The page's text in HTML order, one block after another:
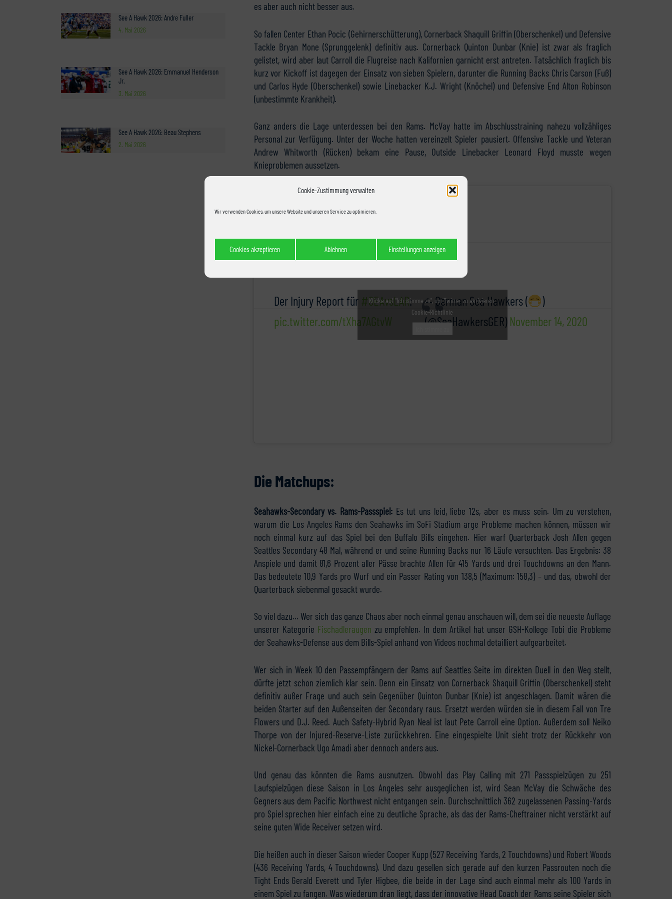
Cookie-Zustimmung verwalten
Wir verwenden Cookies, um unsere Website und unseren Service zu optimieren.
Cookies akzeptieren Ablehnen Einstellungen anzeigen
See A Hawk 2026: Andre Fuller
4. Mai 2026
See A Hawk 2026: Emmanuel Henderson
Jr.
3. Mai 2026
See A Hawk 2026: Beau Stephens
2. Mai 2026
es aber auch nicht besser aus.
So fallen Center Ethan Pocic (Gehirnerschütterung), Cornerback Shaquill Griffin (Oberschenkel) und Defensive
Tackle Bryan Mone (Sprunggelenk) definitiv aus. Cornerback Quinton Dunbar (Knie) ist zwar als fraglich
gelistet, wird aber laut Carroll die Flugreise nach Kalifornien garnicht erst antreten. Tatsächlich fraglich bis
kurz vor Kickoff ist dagegen der Einsatz von sieben Spielern, darunter die Running Backs Chris Carson (Fuß)
und Carlos Hyde (Oberschenkel) sowie Linebacker K.J. Wright (Knöchel) und Defensive End Alton Robinson
(unbestimmte Krankheit).
Ganz anders die Lage unterdessen bei den Rams. McVay hatte im Abschlusstraining nahezu vollzähliges
Personal zur Verfügung. Unter der Woche hatten vereinzelt Spieler pausiert. Offensive Tackle und Veteran
Andrew Whitworth (Rücken) bekam eine Pause, Outside Linebacker Leonard Floyd musste wegen
Knieproblemen aussetzen.
Der Injury Report für #SEAvsLAR:
pic.twitter.com/tXha7AGtvW
— German Sea Hawkers (
)
(@SeaHawkersGER) November 14, 2020
Klicke auf "Ich stimme zu", um Twitter zu aktivieren
Cookie-Richtlinie
Die Matchups:
Seahawks-Secondary vs. Rams-Passspiel: Es tut uns leid, liebe 12s, aber es muss sein. Um zu verstehen,
warum die Los Angeles Rams den Seahawks im SoFi Stadium arge Probleme machen können, müssen wir
noch einmal kurz auf das Spiel bei den Buffalo Bills eingehen. Hier warf Quarterback Josh Allen gegen
Seattles Secondary 48 Mal, während er und seine Running Backs nur 16 Läufe versuchten. Das Ergebnis: 38
Anspiele und damit 81,6 Prozent aller Pässe brachte Allen für 415 Yards und drei Touchdowns an den Mann.
Das bedeutete 10,9 Yards pro Wurf und ein Passer Rating von 138,5 (Maximum: 158,3) – und das, obwohl der
Quarterback siebenmal gesackt wurde.
So viel dazu… Wer sich das ganze Chaos aber noch einmal genau anschauen will, dem sei die neueste Auflage
unserer Kategorie Fischadleraugen zu empfehlen. In dem Artikel hat unser GSH-Kollege Tobi die Probleme
der Seahawks-Defense aus dem Bills-Spiel anhand von Videos nochmal detailliert aufgearbeitet.
Wer sich in Week 10 den Passempfängern der Rams auf Seattles Seite im direkten Duell in den Weg stellt,
dürfte jetzt schon ziemlich klar sein. Denn ein Einsatz von Cornerback Shaquill Griffin (Oberschenkel) steht
definitiv außer Frage und auch sein Gegenüber Quinton Dunbar (Knie) ist angeschlagen. Damit wären die
beiden Starter auf den Außenseiten der Secondary raus. Ersetzt werden würden sie in diesem Fall von Tre
Flowers und D.J. Reed. Auch Safety-Hybrid Ryan Neal ist laut Pete Carroll eine Option. Außerdem soll Neiko
Thorpe von der Injured-Reserve-Liste zurückkehren. Eine eingespielte Unit sieht trotz der Rückkehr von
Nickel-Cornerback Ugo Amadi aber dennoch anders aus.
Und genau das könnten die Rams ausnutzen. Obwohl das Play Calling mit 271 Passspielzügen zu 251
Laufspielzügen diese Saison in Los Angeles sehr ausgeglichen ist, wird Sean McVay die Schwäche des
Gegners aus dem Pacific Northwest nicht entgangen sein. Durchschnittlich 362 zugelassenen Passing-Yards
pro Spiel sprechen hier einfach eine zu deutliche Sprache, als das der Rams-Cheftrainer nicht verstärkt auf
seine guten Wide Receiver setzen wird.
Die heißen auch in dieser Saison wieder Cooper Kupp (527 Receiving Yards, 2 Touchdowns) und Robert Woods
(436 Receiving Yards, 4 Touchdowns). Und dazu gesellen sich gerade auf den kurzen Passrouten noch die
Tight Ends Gerald Everett und Tyler Higbee, die beide in der Lage sind auch einmal mehr als 100 Yards in
einem Spiel zu fangen. Was wiederum dran liegt, dass der innovative Head Coach der Rams seine Spieler sich